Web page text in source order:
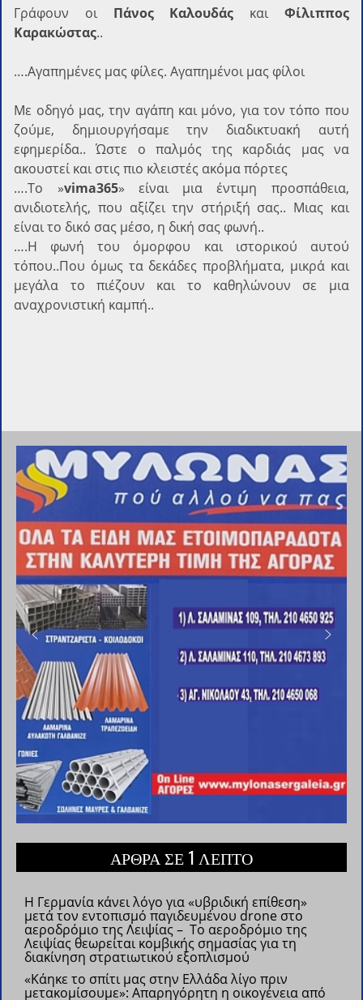
Γράφoυν οι Πάνος Καλουδάς και Φίλιππος
Καρακώστας..
….Αγαπημένες μας φίλες. Αγαπημένοι μας φίλοι
Με οδηγό μας, την αγάπη και μόνο, για τον τόπο που
ζούμε, δημιουργήσαμε την διαδικτυακή αυτή
εφημερίδα.. Ώστε ο παλμός της καρδιάς μας να
ακουστεί και στις πιο κλειστές ακόμα πόρτες
….Το »vima365» είναι μια έντιμη προσπάθεια,
ανιδιοτελής, που αξίζει την στήριξή σας.. Μιας και
είναι το δικό σας μέσο, η δική σας φωνή..
….Η φωνή του όμορφου και ιστορικού αυτού
τόπου..Που όμως τα δεκάδες προβλήματα, μικρά και
μεγάλα το πιέζουν και το καθηλώνουν σε μια
αναχρονιστική καμπή..
ΑΡΘΡΑ ΣΕ 1 ΛΕΠΤΟ
Η Γερμανία κάνει λόγο για «υβριδική επίθεση»
μετά τον εντοπισμό παγιδευμένου drone στο
αεροδρόμιο της Λειψίας – Το αεροδρόμιο της
Λειψίας θεωρείται κομβικής σημασίας για τη
διακίνηση στρατιωτικού εξοπλισμού
«Κάηκε το σπίτι μας στην Ελλάδα λίγο πριν
μετακομίσουμε»: Απαρηγόρητη η οικογένεια από